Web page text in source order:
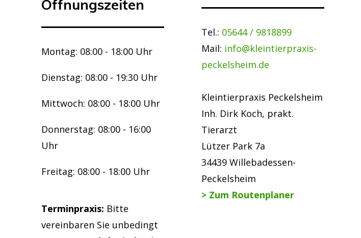
Öffnungszeiten
Montag: 08:00 - 18:00 Uhr
Dienstag: 08:00 - 19:30 Uhr
Mittwoch: 08:00 - 18:00 Uhr
Donnerstag: 08:00 - 16:00
Uhr
Freitag: 08:00 - 18:00 Uhr
Terminpraxis: Bitte
vereinbaren Sie unbedingt
Tel.: 05644 / 9818899
Mail: info@kleintierpraxis-
peckelsheim.de
Kleintierpraxis Peckelsheim
Inh. Dirk Koch, prakt.
Tierarzt
Lützer Park 7a
34439 Willebadessen-
Peckelsheim
> Zum Routenplaner